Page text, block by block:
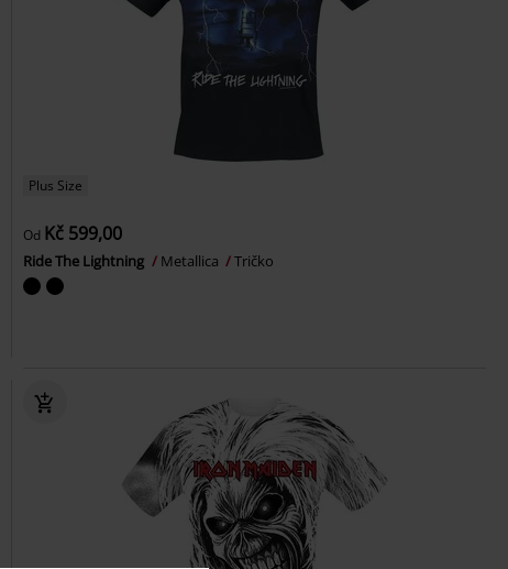
Plus Size
Od Kč 599,00
Ride The Lightning Metallica Tričko